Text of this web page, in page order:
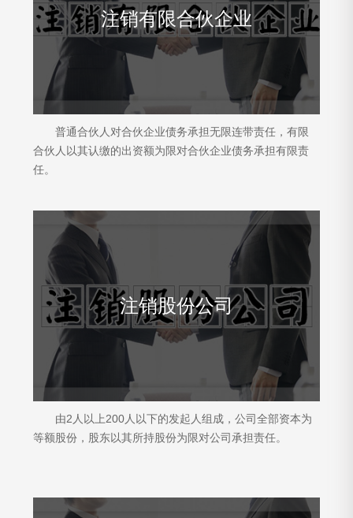
注销有限合伙企业
普通合伙人对合伙企业债务承担无限连带责任，有限
合伙人以其认缴的出资额为限对合伙企业债务承担有限责
任。
注销股份公司
由2人以上200人以下的发起人组成，公司全部资本为
等额股份，股东以其所持股份为限对公司承担责任。